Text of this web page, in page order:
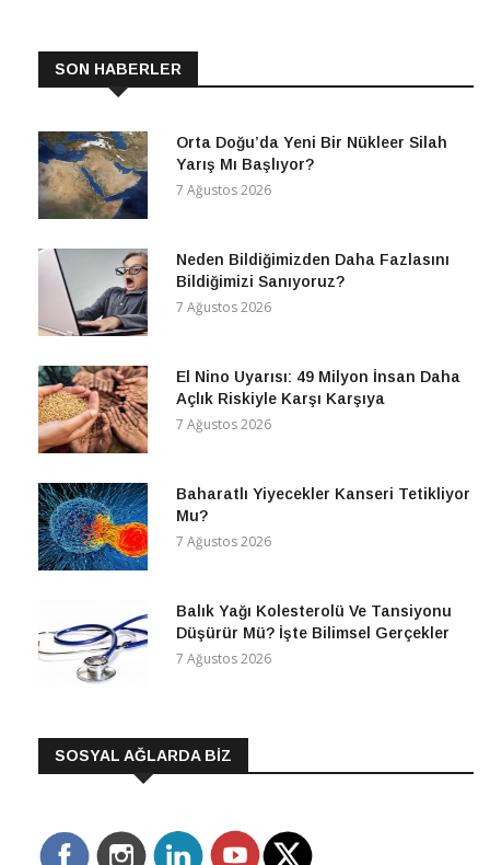
SON HABERLER
Orta Doğu’da Yeni Bir Nükleer Silah
Yarış Mı Başlıyor?
7 Ağustos 2026
Neden Bildiğimizden Daha Fazlasını
Bildiğimizi Sanıyoruz?
7 Ağustos 2026
El Nino Uyarısı: 49 Milyon İnsan Daha
Açlık Riskiyle Karşı Karşıya
7 Ağustos 2026
Baharatlı Yiyecekler Kanseri Tetikliyor
Mu?
7 Ağustos 2026
Balık Yağı Kolesterolü Ve Tansiyonu
Düşürür Mü? İşte Bilimsel Gerçekler
7 Ağustos 2026
SOSYAL AĞLARDA BİZ